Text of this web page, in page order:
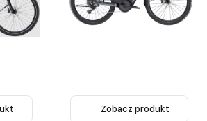
Zobacz produkt